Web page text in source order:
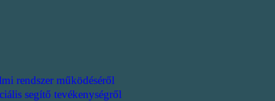
rendszer működéséről
segítő tevékenységről